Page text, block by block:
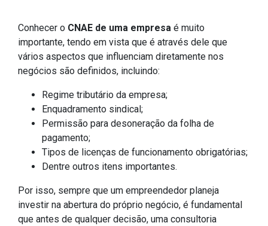
Conhecer o CNAE de uma empresa é muito
importante, tendo em vista que é através dele que
vários aspectos que influenciam diretamente nos
negócios são definidos, incluindo:
Regime tributário da empresa;
Enquadramento sindical;
Permissão para desoneração da folha de
pagamento;
Tipos de licenças de funcionamento obrigatórias;
Dentre outros itens importantes.
Por isso, sempre que um empreendedor planeja
investir na abertura do próprio negócio, é fundamental
que antes de qualquer decisão, uma consultoria